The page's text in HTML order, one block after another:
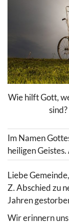
Wie hilft Gott,
Im Namen
heiligen Geistes.
Liebe
Z. Abschied zu
Jahren
Wir erinnern